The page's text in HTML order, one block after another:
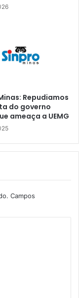
Repudiamos
do governo
ameaça a UEMG
Campos